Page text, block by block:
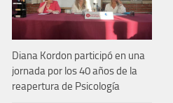
Diana Kordon participó en una
jornada por los 40 años de la
reapertura de Psicología